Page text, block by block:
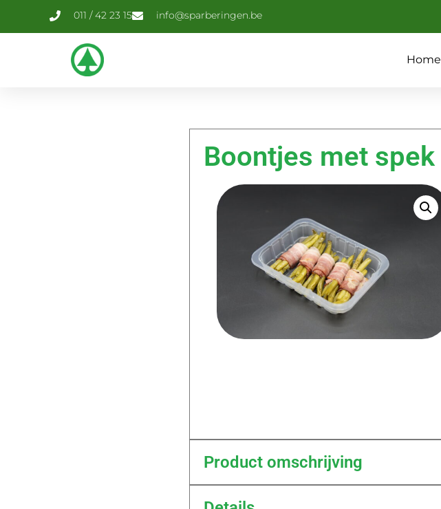
011 / 42 23 15 info@sparberingen.be
Home
Boontjes met spek
Product omschrijving